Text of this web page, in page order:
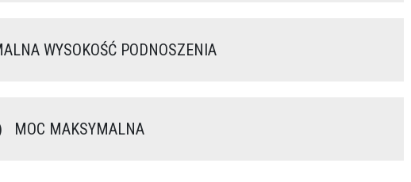
WYSOKOŚĆ PODNOSZENIA
MOC MAKSYMALNA